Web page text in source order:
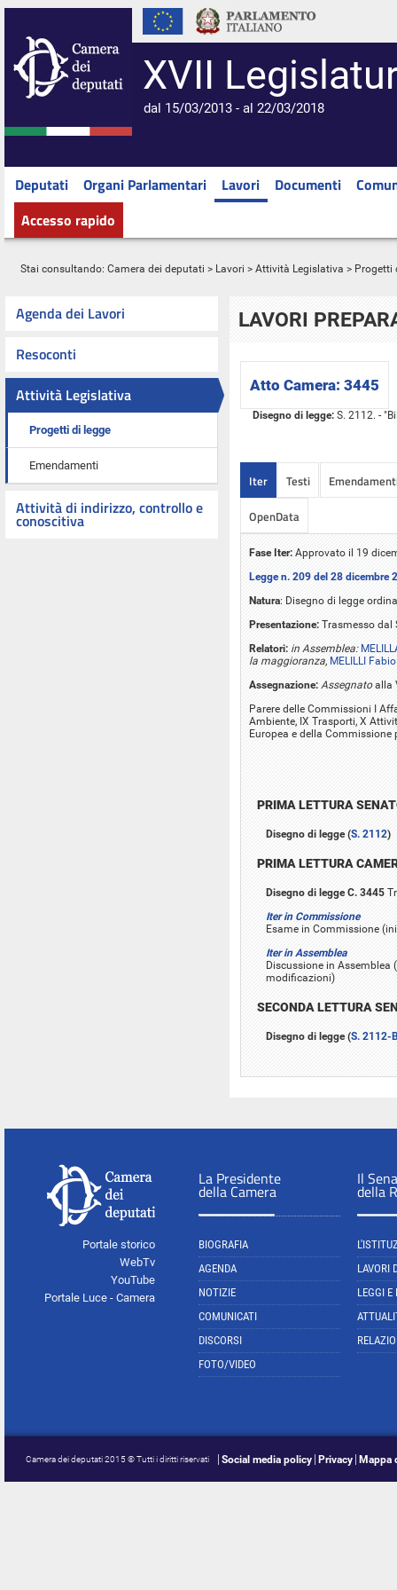
XVII
dal 15/03/2013 - al 22/03/2018
Deputati Organi Parlamentari Lavori Documenti
Accesso rapido
Stai consultando: Camera dei deputati > Lavori > Attività Legislativa > Progetti
Agenda dei Lavori
Resoconti
Attività Legislativa
Progetti di legge
Emendamenti
Attività di indirizzo, controllo e
conoscitiva
LAVORI
Atto Camera: 3445
Disegno di legge: S. 2112. -
Iter Testi
OpenData
Fase Iter: Approvato il 19
Legge n. 209 del 28 dicembre
Natura: Disegno di legge
Presentazione: Trasmesso dal
Relatori: in Assemblea:
la maggioranza, MELILLI Fabio
Assegnazione: Assegnatoalla
Parere delle Commissioni I
Ambiente, IX Trasporti, X
Europea e della
PRIMA LETTURA
Disegno di legge (S. 2112)
PRIMA LETTURA
Disegno di legge C. 3445
Iter in Commissione
Esame in Commissione
Iter in Assemblea
Discussione in
modificazioni)
SECONDA LETTURA
Disegno di legge (S. 2112-
Portale storico
WebTv
YouTube
Portale Luce - Camera
La Presidente
della Camera
BIOGRAFIA
AGENDA
NOTIZIE
COMUNICATI
DISCORSI
FOTO/VIDEO
Il
della
LAVORI
LEGGI E
Camera dei deputati 2015 © Tutti i diritti riservati Social media policy Privacy Mappa